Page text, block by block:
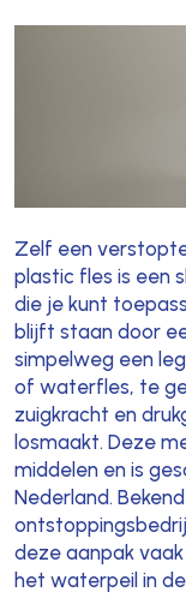
Zelf een
plastic fles is een
die je kunt
blijft staan door
simpelweg een
of waterfles, te
zuigkracht en
losmaakt. Deze
middelen en is
Nederland.
deze aanpak
het waterpeil in